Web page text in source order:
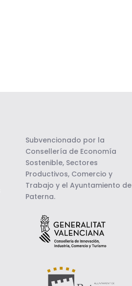
Subvencionado por la
Consellería de Economía
Sostenible, Sectores
Productivos, Comercio y
Trabajo y el Ayuntamiento de
Paterna.